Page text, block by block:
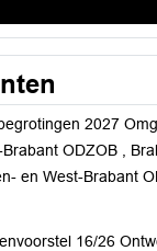
2027
ODZOB ,
en West-Brabant
16/26